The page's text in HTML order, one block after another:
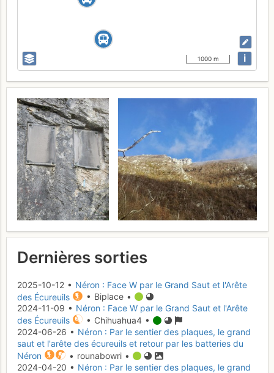
1000 m i
Dernières sorties
2025-10-12 • Néron : Face W par le Grand Saut et l'Arête
des Écureuils
• Biplace •
2024-11-09 • Néron : Face W par le Grand Saut et l'Arête
des Écureuils
• Chihuahua4 •
2024-06-26 • Néron : Par le sentier des plaques, le grand
saut et l'arête des écureuils et retour par les batteries du
Néron
• rounabowri •
2024-04-20 • Néron : Par le sentier des plaques, le grand